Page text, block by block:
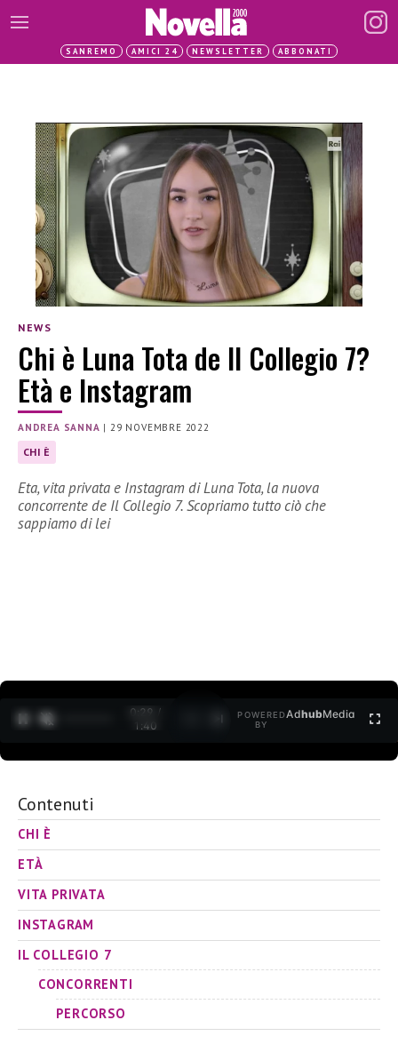
SANREMO AMICI 24 NEWSLETTER ABBONATI
NEWS
Chi è Luna Tota de Il Collegio 7?
Età e Instagram
ANDREA SANNA |29 NOVEMBRE 2022
CHI È
Eta, vita privata e Instagram di Luna Tota, la nuova
concorrente de Il Collegio 7. Scopriamo tutto ciò che
sappiamo di lei
0:30 /
1:40
POWERED
BY
AdhubMedia
Contenuti
CHI È
ETÀ
VITA PRIVATA
INSTAGRAM
IL COLLEGIO 7
CONCORRENTI
PERCORSO